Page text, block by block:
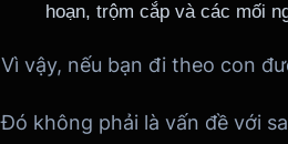
hoạn, trộm cắp và các mối
Vì vậy, nếu bạn đi theo con
Đó không phải là vấn đề với